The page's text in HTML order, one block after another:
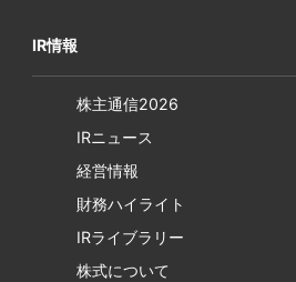
IR情報
株主通信2026
IRニュース
経営情報
財務ハイライト
IRライブラリー
株式について